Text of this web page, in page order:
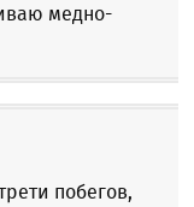
медно-
побегов,